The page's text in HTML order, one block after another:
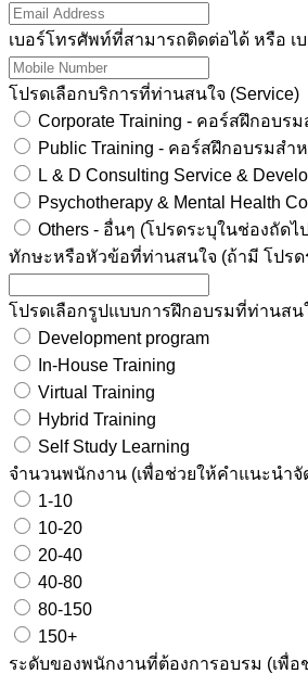
เบอร์โทรศัพท์ที่สามารถติดต่อได้ หรือ เ
โปรดเลือกบริการที่ท่านสนใจ (Service)
Corporate Training - คอร์สฝึกอบร
Public Training - คอร์สฝึกอบรมสำ
L & D Consulting Service &
Others - อื่นๆ (โปรดระบุในช่องถัดไ
ทักษะหรือหัวข้อที่ท่านสนใจ (ถ้ามี โปรด
โปรดเลือกรูปแบบการฝึกอบรมที่ท่านสน
Development program
In-House Training
Virtual Training
Hybrid Training
Self Study Learning
จำนวนพนักงาน (เพื่อช่วยให้คำแนะนำ
1-10
10-20
20-40
40-80
80-150
150+
ระดับของพนักงานที่ต้องการอบรม (เพื่